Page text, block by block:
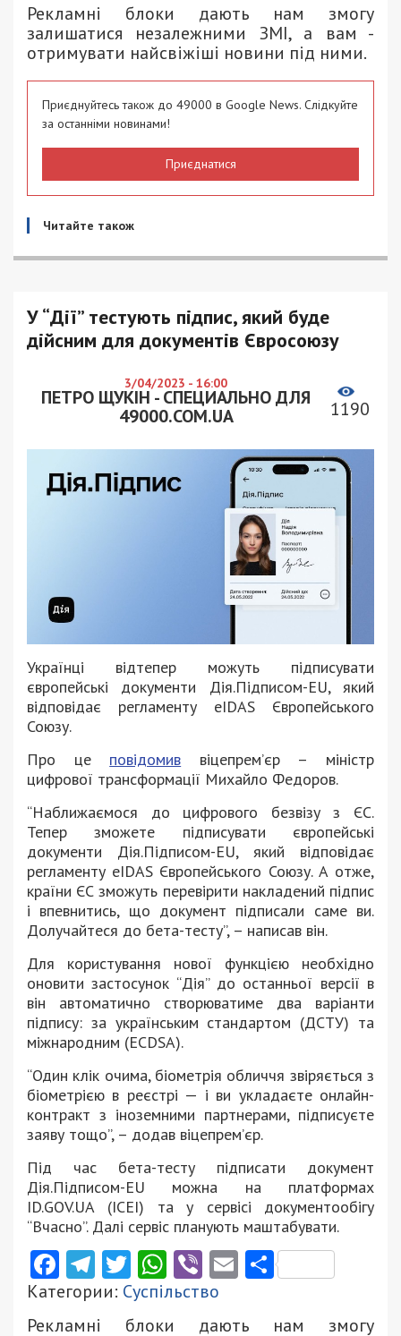
Рекламні блоки дають нам змогу
залишатися незалежними ЗМІ, а вам -
отримувати найсвіжіші новини під ними.
Приєднуйтесь також до 49000 в Google News. Слідкуйте
за останніми новинами!
Приєднатися
Читайте також
У “Дії” тестують підпис, який буде
дійсним для документів Євросоюзу
3/04/2023 - 16:00
ПЕТРО ЩУКІН - СПЕЦИАЛЬНО ДЛЯ
49000.COM.UA
1190
Українці відтепер можуть підписувати
європейські документи Дія.Підписом-EU, який
відповідає регламенту eIDAS Європейського
Союзу.
Про це повідомив віцепрем’єр – міністр
цифрової трансформації Михайло Федоров.
“Наближаємося до цифрового безвізу з ЄС.
Тепер зможете підписувати європейські
документи Дія.Підписом-EU, який відповідає
регламенту eIDAS Європейського Союзу. А отже,
країни ЄС зможуть перевірити накладений підпис
і впевнитись, що документ підписали саме ви.
Долучайтеся до бета-тесту”, – написав він.
Для користування нової функцією необхідно
оновити застосунок “Дія” до останньої версії в
він автоматично створюватиме два варіанти
підпису: за українським стандартом (ДСТУ) та
міжнародним (ECDSA).
“Один клік очима, біометрія обличчя звіряється з
біометрією в реєстрі — і ви укладаєте онлайн-
контракт з іноземними партнерами, підписуєте
заяву тощо”, – додав віцепрем’єр.
Під час бета-тесту підписати документ
Дія.Підписом-EU можна на платформах
ІD.GОV.UА (ICEI) та у сервісі документообігу
“Вчасно”. Далі сервіс планують маштабувати.
Facebook
Telegram
Twitter
WhatsApp
ViberEmail
Категории: Суспільство
Рекламні блоки дають нам змогу